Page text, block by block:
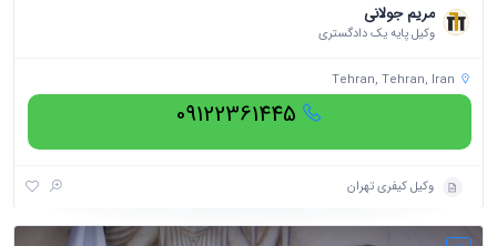
مریم جولانی
وکیل پایه یک دادگستری
Tehran, Tehran, Iran
09122361445
وکیل کیفری تهران